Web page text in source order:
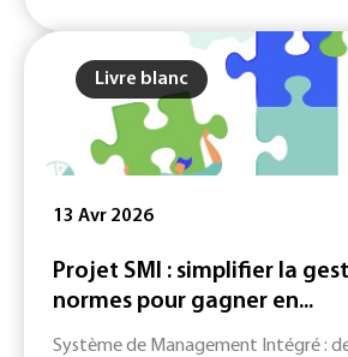
Livre blanc
13 Avr 2026
Projet SMI : simplifier la
normes pour gagner en...
Système de Management Intégré :